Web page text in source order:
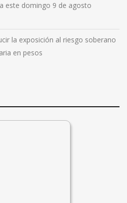
este domingo 9 de agosto
la exposición al riesgo soberano
en pesos